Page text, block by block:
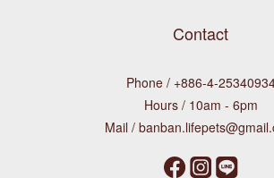
Contact
Phone / +886-4-
Hours / 10am - 6pm
Mail /